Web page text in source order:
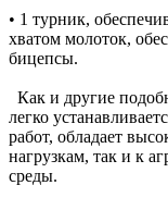
• 1 турник,
хватом молоток,
бицепсы.
Как и другие
легко
работ, обладает
нагрузкам, так и к
среды.